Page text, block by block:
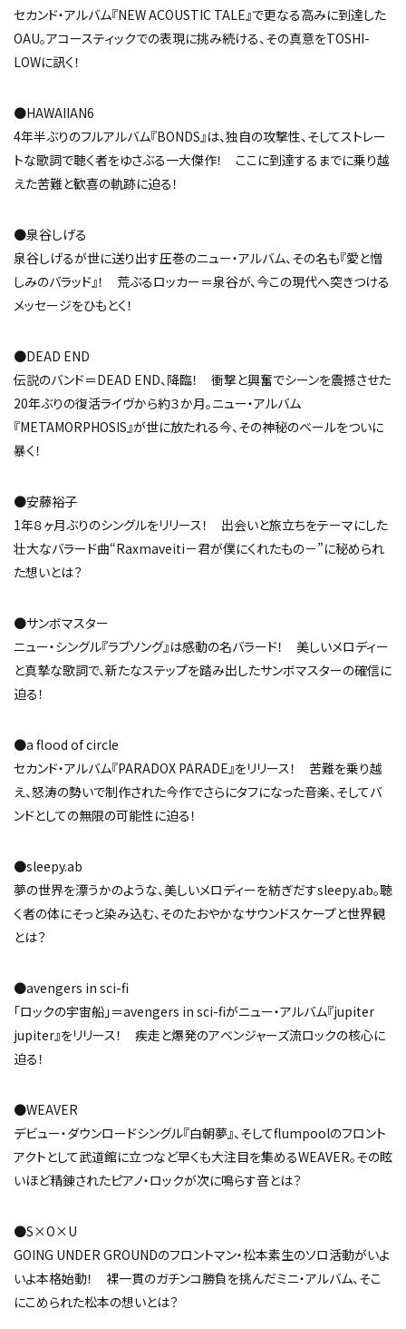
セカンド・アルバム『NEW ACOUSTIC TALE』で更なる高みに到達した
OAU。アコースティックでの表現に挑み続ける、その真意をTOSHI-
LOWに訊く！
●HAWAIIAN6
4年半ぶりのフルアルバム『BONDS』は、独自の攻撃性、そしてストレー
トな歌詞で聴く者をゆさぶる一大傑作！ ここに到達するまでに乗り越
えた苦難と歓喜の軌跡に迫る！
●泉谷しげる
泉谷しげるが世に送り出す圧巻のニュー・アルバム、その名も『愛と憎
しみのバラッド』！ 荒ぶるロッカー＝泉谷が、今この現代へ突きつける
メッセージをひもとく！
●DEAD END
伝説のバンド＝DEAD END、降臨！ 衝撃と興奮でシーンを震撼させた
20年ぶりの復活ライヴから約３か月。ニュー・アルバム
『METAMORPHOSIS』が世に放たれる今、その神秘のベールをついに
暴く！
●安藤裕子
1年８ヶ月ぶりのシングルをリリース！ 出会いと旅立ちをテーマにした
壮大なバラード曲“Raxmaveiti－君が僕にくれたもの－”に秘められ
た想いとは？
●サンボマスター
ニュー・シングル『ラブソング』は感動の名バラード！ 美しいメロディー
と真摯な歌詞で、新たなステップを踏み出したサンボマスターの確信に
迫る！
●a flood of circle
セカンド・アルバム『PARADOX PARADE』をリリース！ 苦難を乗り越
え、怒涛の勢いで制作された今作でさらにタフになった音楽、そしてバ
ンドとしての無限の可能性に迫る！
●sleepy.ab
夢の世界を漂うかのような、美しいメロディーを紡ぎだすsleepy.ab。聴
く者の体にそっと染み込む、そのたおやかなサウンドスケープと世界観
とは？
●avengers in sci-fi
「ロックの宇宙船」＝avengers in sci-fiがニュー・アルバム『jupiter
jupiter』をリリース！ 疾走と爆発のアベンジャーズ流ロックの核心に
迫る！
●WEAVER
デビュー・ダウンロードシングル『白朝夢』、そしてflumpoolのフロント
アクトとして武道館に立つなど早くも大注目を集めるWEAVER。その眩
いほど精錬されたピアノ・ロックが次に鳴らす音とは？
●S×O×U
GOING UNDER GROUNDのフロントマン・松本素生のソロ活動がいよ
いよ本格始動！ 裸一貫のガチンコ勝負を挑んだミニ・アルバム、そこ
にこめられた松本の想いとは？